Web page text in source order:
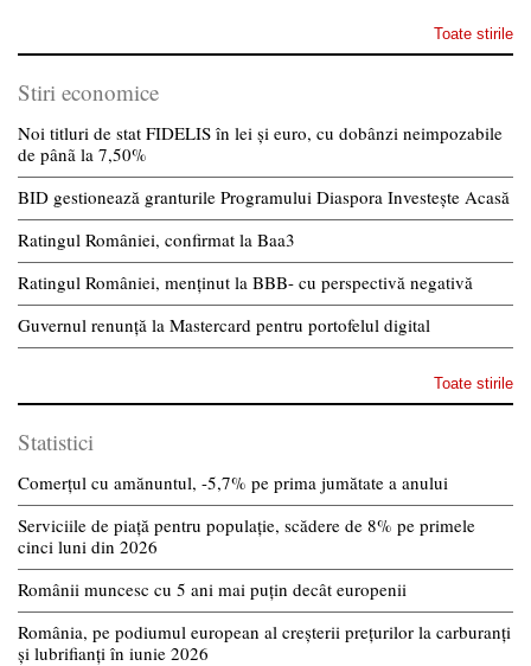
Toate stirile
Stiri economice
Noi titluri de stat FIDELIS în lei și euro, cu dobânzi neimpozabile
de pânã la 7,50%
BID gestionează granturile Programului Diaspora Investește Acasă
Ratingul României, confirmat la Baa3
Ratingul României, menținut la BBB- cu perspectivă negativă
Guvernul renunță la Mastercard pentru portofelul digital
Toate stirile
Statistici
Comerțul cu amănuntul, -5,7% pe prima jumătate a anului
Serviciile de piață pentru populație, scădere de 8% pe primele
cinci luni din 2026
Românii muncesc cu 5 ani mai puțin decât europenii
România, pe podiumul european al creșterii prețurilor la carburanți
și lubrifianți în iunie 2026